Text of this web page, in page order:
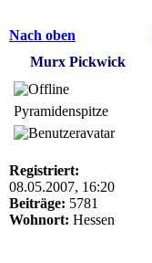
Nach oben
Murx Pickwick
Pyramidenspitze
Registriert:
08.05.2007, 16:20
Beiträge: 5781
Wohnort: Hessen